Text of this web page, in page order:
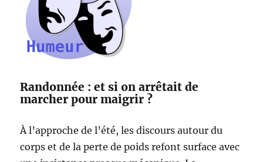
Randonnée : et si on arrêtait de
marcher pour maigrir ?
À l’approche de l’été, les discours autour du
corps et de la perte de poids refont surface avec